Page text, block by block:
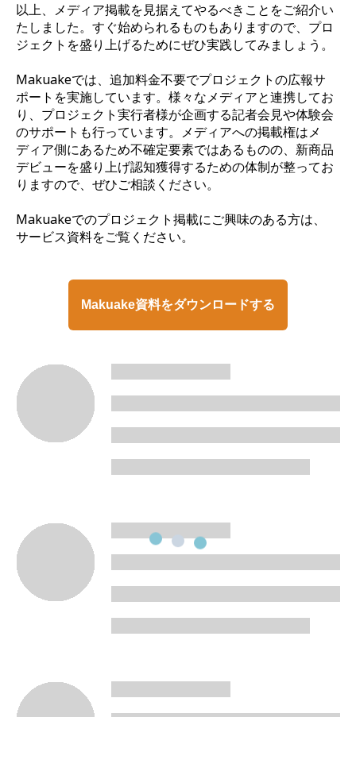
以上、メディア掲載を見据えてやるべきことをご紹介い
たしました。すぐ始められるものもありますので、プロ
ジェクトを盛り上げるためにぜひ実践してみましょう。
Makuakeでは、追加料金不要でプロジェクトの広報サ
ポートを実施しています。様々なメディアと連携してお
り、プロジェクト実行者様が企画する記者会見や体験会
のサポートも行っています。メディアへの掲載権はメ
ディア側にあるため不確定要素ではあるものの、新商品
デビューを盛り上げ認知獲得するための体制が整ってお
りますので、ぜひご相談ください。
Makuakeでのプロジェクト掲載にご興味のある方は、
サービス資料をご覧ください。
Makuake資料をダウンロードする